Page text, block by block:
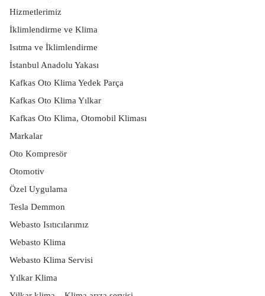
Hizmetlerimiz
İklimlendirme ve Klima
Isıtma ve İklimlendirme
İstanbul Anadolu Yakası
Kafkas Oto Klima Yedek Parça
Kafkas Oto Klima Yılkar
Kafkas Oto Klima, Otomobil Kliması
Markalar
Oto Kompresör
Otomotiv
Özel Uygulama
Tesla Demmon
Webasto Isıtıcılarımız
Webasto Klima
Webasto Klima Servisi
Yılkar Klima